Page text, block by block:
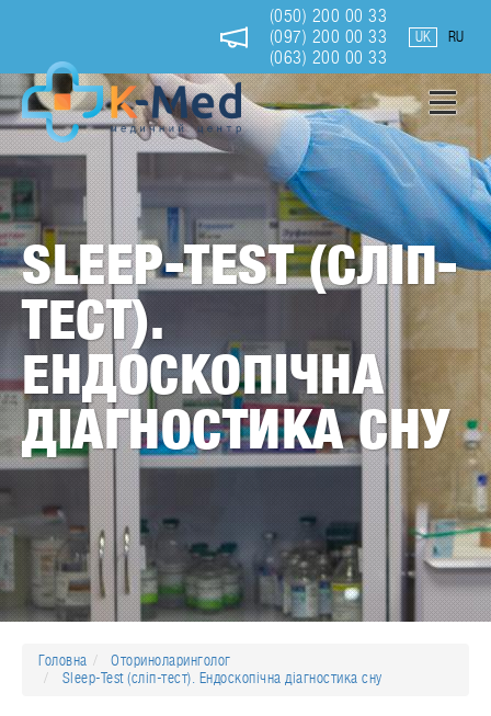
(050) 200 00 33
(097) 200 00 33
(063) 200 00 33
UK RU
Sleep-
Test
(сліп-
тест).
Ендоскопічна
діагностика
сну
SLEEP-TEST (СЛІП-
ТЕСТ).
ЕНДОСКОПІЧНА
ДІАГНОСТИКА СНУ
Головна
Оториноларинголог
Sleep-Test (сліп-тест). Ендоскопічна діагностика сну